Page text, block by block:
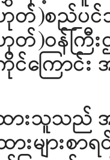
တ်)စည်ပင်
)ဝန်ကြီး
ကြောင်း
ားသူသည်
ျားစာရ